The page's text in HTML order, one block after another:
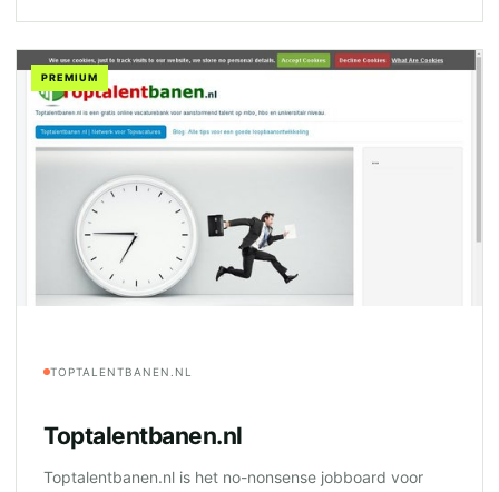
PREMIUM
TOPTALENTBANEN.NL
Toptalentbanen.nl
Toptalentbanen.nl is het no-nonsense jobboard voor